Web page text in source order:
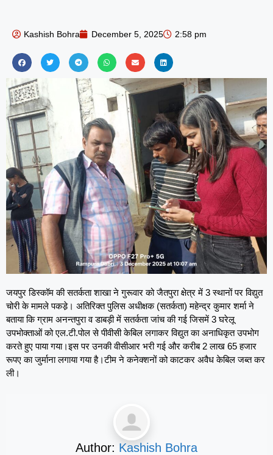
Kashish Bohra December 5, 2025 2:58 pm
जयपुर डिस्कॉम की सतर्कता शाखा ने गुरूवार को जैतपुरा क्षेत्र में 3 स्थानों पर विद्युत
चोरी के मामले पकडे़। अतिरिक्त पुलिस अधीक्षक (सतर्कता) महेन्द्र कुमार शर्मा ने
बताया कि ग्राम अनन्तपुरा व डाबड़ी में सतर्कता जांच की गई जिसमें 3 घरेलू
उपभोक्ताओं को एल.टी.पोल से पीवीसी केबिल लगाकर विद्युत का अनाधिकृत उपभोग
करते हुए पाया गया।इस पर उनकी वीसीआर भरी गई और करीब 2 लाख 65 हजार
रूपए का जुर्माना लगाया गया है।टीम ने कनेक्शनों को काटकर अवैध केबिल जब्त कर
ली।
Author: Kashish Bohra